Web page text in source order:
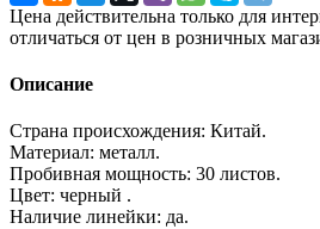
Цена действительна только для
отличаться от цен в розничных
Описание
Страна происхождения: Китай.
Материал: металл.
Пробивная мощность: 30 листов.
Цвет: черный .
Наличие линейки: да.